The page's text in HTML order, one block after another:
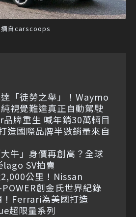
自carscoops
「徒勞之舉」！Waymo
視覺難達真正自動駕駛
牌重生 喊年銷30萬輛目
造國際品牌半數銷量來自
牛」身價再創高？全球
SV拍賣
公里！Nissan
創金氏世界紀錄
Ferrari為美國打造
超限量系列